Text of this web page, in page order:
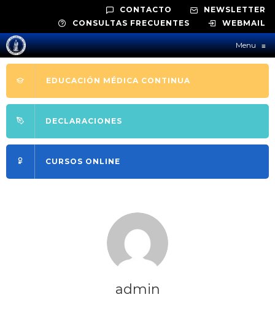
CONTACTO
NEWSLETTER
CONSULTAS FRECUENTES
WEBMAIL
Menu≡
EDUCACIÓN MÉDICA CONTINUA
DECLARACIONES
CURSOS ONLINE
admin